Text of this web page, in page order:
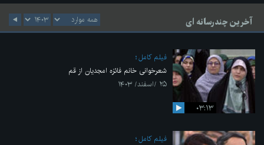
آخرین چندرسانه ای
۰۳:۱۳
فیلم کامل
شعرخوانی خانم فائزه امجدیان از قم
۲۵ /اسفند/ ۱۴۰۳
فیلم کامل